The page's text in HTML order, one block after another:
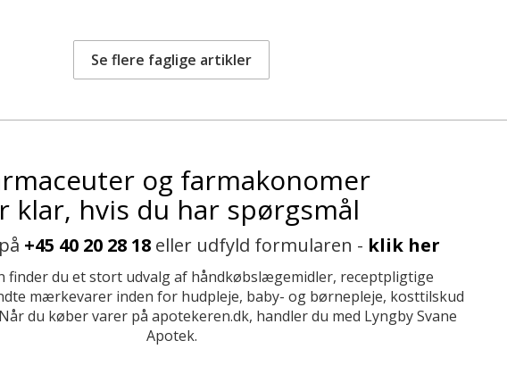
Se flere faglige artikler
og farmakonomer
klar, hvis du har spørgsmål
+45 40 20 28 18 eller udfyld formularen - klik her
finder du et stort udvalg af håndkøbslægemidler, receptpligtige
mærkevarer inden for hudpleje, baby- og børnepleje, kosttilskud
du køber varer på apotekeren.dk, handler du med Lyngby Svane
Apotek.